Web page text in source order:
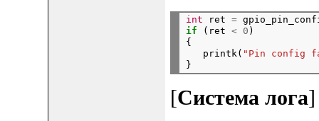
int ret =
if (ret < 0 )
{
   printk(
"Pin config
[Система лога]